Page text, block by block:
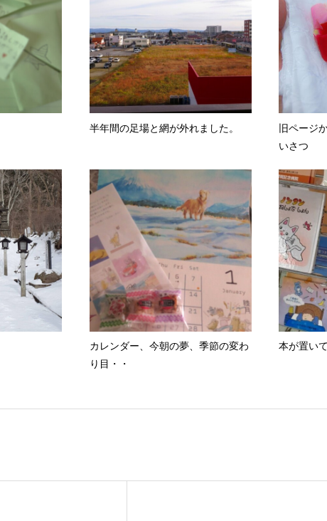
半年間の足場と網が外れました。
旧ページ
いさつ
カレンダー、今朝の夢、季節の変わ
り目・・
本が置い